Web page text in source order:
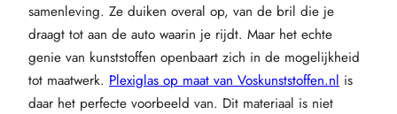
samenleving. Ze duiken overal op, van de bril die je
draagt tot aan de auto waarin je rijdt. Maar het echte
genie van kunststoffen openbaart zich in de mogelijkheid
tot maatwerk. Plexiglas op maat van Voskunststoffen.nl is
daar het perfecte voorbeeld van. Dit materiaal is niet